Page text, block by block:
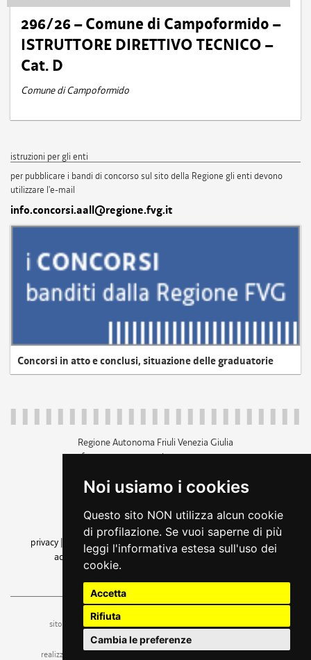
Noi usiamo i cookies
Questo sito NON utilizza alcun cookie
di profilazione. Se vuoi saperne di più
leggi l'informativa estesa sull'uso dei
cookie.
Accetta
Rifiuta
Cambia le preferenze
296/26 – Comune di Campoformido –
ISTRUTTORE DIRETTIVO TECNICO –
Cat. D
Comune di Campoformido
istruzioni per gli enti
per pubblicare i bandi di concorso sul sito della Regione gli enti devono
utilizzare l'e-mail
info.concorsi.aall@regione.fvg.it
Concorsi in atto e conclusi, situazione delle graduatorie
Regione Autonoma Friuli Venezia Giulia
c.f. 80014930327; p.iva 00526040324
+39 040 3771111
amministrazione trasparente
privacy
cookie |note legali accessibilità
dichiarazione di
accessibilità| feedback
cambio preferenze cookie
sito a cura dell'ufficio stampa e comunicazione
realizzazione